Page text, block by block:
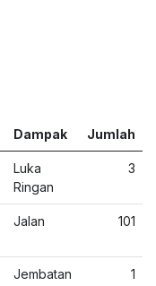
Dampak Jumlah
Luka
Ringan
3
Jalan 101
Jembatan 1